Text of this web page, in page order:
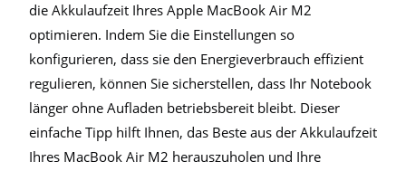
die Akkulaufzeit Ihres Apple MacBook Air M2
optimieren. Indem Sie die Einstellungen so
konfigurieren, dass sie den Energieverbrauch effizient
regulieren, können Sie sicherstellen, dass Ihr Notebook
länger ohne Aufladen betriebsbereit bleibt. Dieser
einfache Tipp hilft Ihnen, das Beste aus der Akkulaufzeit
Ihres MacBook Air M2 herauszuholen und Ihre